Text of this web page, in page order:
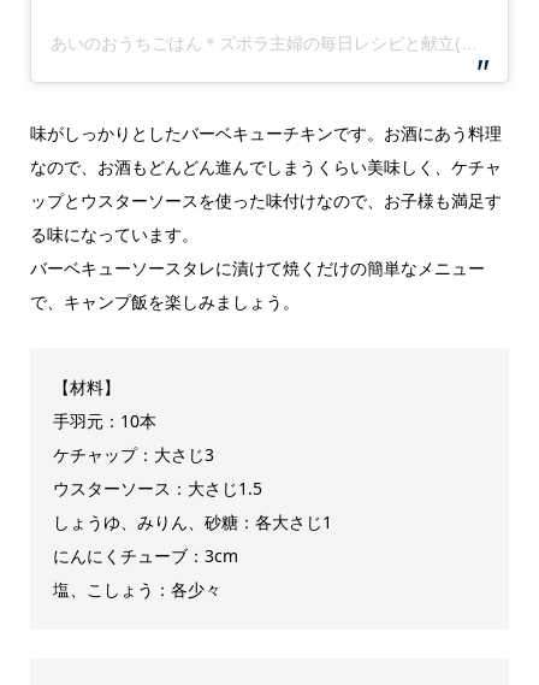
味がしっかりとしたバーベキューチキンです。お酒にあう料理
なので、お酒もどんどん進んでしまうくらい美味しく、ケチャ
ップとウスターソースを使った味付けなので、お子様も満足す
る味になっています。
バーベキューソースタレに漬けて焼くだけの簡単なメニュー
で、キャンプ飯を楽しみましょう。
【材料】
手羽元：10本
ケチャップ：大さじ3
ウスターソース：大さじ1.5
しょうゆ、みりん、砂糖：各大さじ1
にんにくチューブ：3cm
塩、こしょう：各少々